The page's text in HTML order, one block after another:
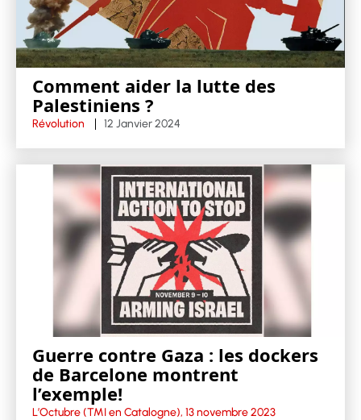
Comment aider la lutte des
Palestiniens ?
Révolution 12 Janvier 2024
Guerre contre Gaza : les dockers
de Barcelone montrent
l’exemple!
L’Octubre (TMI en Catalogne), 13 novembre 2023